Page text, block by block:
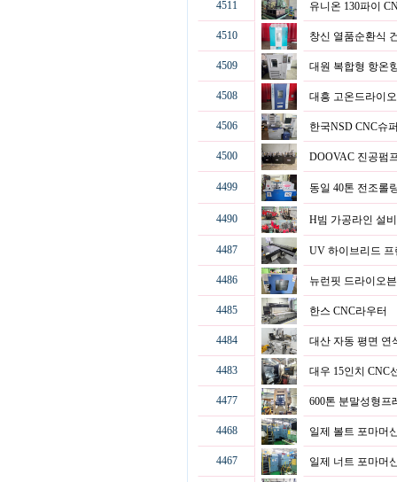
4511 유니온 130파이
4510 창신 열품순환식
4509 대원 복합형 항온
4508 대흥 고온드라이
4506 한국NSD CNC슈
4500 DOOVAC 진공펌
4499 동일 40톤 전조롤
4490 H빔 가공라인 설
4487 UV 하이브리드
4486 뉴런핏 드라이오
4485 한스 CNC라우터
4484 대산 자동 평면
4483 대우 15인치 CNC
4477 600톤 분말성형
4468 일제 볼트 포마머
4467 일제 너트 포마머